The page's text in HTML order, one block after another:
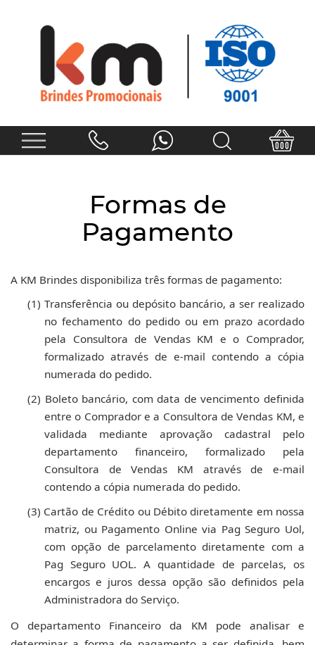
Formas de
Pagamento
A KM Brindes disponibiliza três formas de pagamento:
(1) Transferência ou depósito bancário, a ser realizado
no fechamento do pedido ou em prazo acordado
pela Consultora de Vendas KM e o Comprador,
formalizado através de e-mail contendo a cópia
numerada do pedido.
(2) Boleto bancário, com data de vencimento definida
entre o Comprador e a Consultora de Vendas KM, e
validada mediante aprovação cadastral pelo
departamento financeiro, formalizado pela
Consultora de Vendas KM através de e-mail
contendo a cópia numerada do pedido.
(3) Cartão de Crédito ou Débito diretamente em nossa
matriz, ou Pagamento Online via Pag Seguro Uol,
com opção de parcelamento diretamente com a
Pag Seguro UOL. A quantidade de parcelas, os
encargos e juros dessa opção são definidos pela
Administradora do Serviço.
O departamento Financeiro da KM pode analisar e